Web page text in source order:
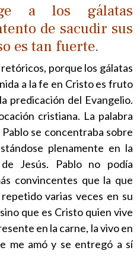
a los gálatas
de sacudir sus
es tan fuerte.
porque los gálatas
a la fe en Cristo es fruto
predicación del Evangelio.
cristiana. La palabra
se concentraba sobre
plenamente en la
Jesús. Pablo no podía
convincentes que la que
varias veces en su
que es Cristo quien vive
en la carne, la vivo en
me amó y se entregó a sí